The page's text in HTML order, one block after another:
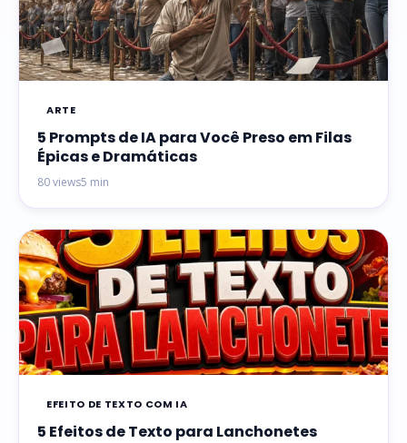
ARTE
5 Prompts de IA para Você Preso em Filas
Épicas e Dramáticas
80 views5 min
EFEITO DE TEXTO COM IA
5 Efeitos de Texto para Lanchonetes